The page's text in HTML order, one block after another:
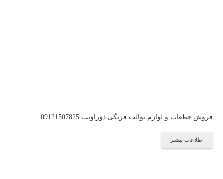
فروش قطعات و لوازم توالت فرنگی دوراویت 09121507825
اطلاعات بیشتر